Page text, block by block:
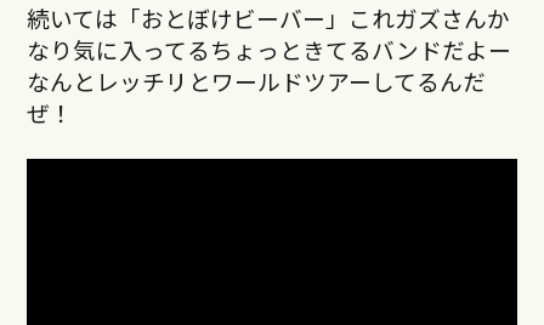
続いては「おとぼけビーバー」これガズさんか
なり気に入ってるちょっときてるバンドだよー
なんとレッチリとワールドツアーしてるんだ
ぜ！